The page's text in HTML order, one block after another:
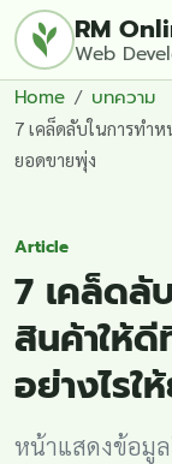
RM
Web
Home บทความ
7 เคล็ดลับในการทำ
ยอดขายพุ่ง
Article
7 เคล็ดลั
สินค้าให้
อย่างไร
หน้าแสดงข้อมู